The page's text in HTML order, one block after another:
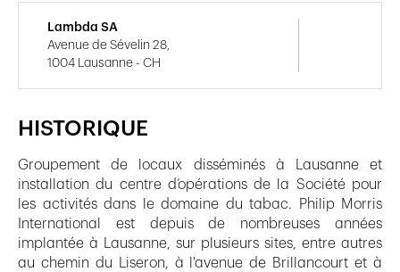
HISTORIQUE
Groupement de locaux disséminés à Lausanne et
installation du centre d’opérations de la Société pour
les activités dans le domaine du tabac. Philip Morris
International est depuis de nombreuses années
implantée à Lausanne, sur plusieurs sites, entre autres
au chemin du Liseron, à l'avenue de Brillancourt et à
Lambda SA
Avenue de Sévelin 28,
1004 Lausanne - CH